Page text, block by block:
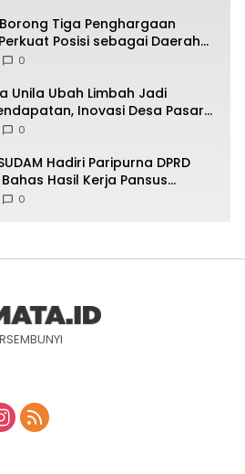
Tiga Penghargaan
Posisi sebagai Daerah
Ekonomi Syariah
0
Unila Ubah Limbah Jadi
Inovasi Desa Pasar
Nasional
0
Hadiri Paripurna DPRD
Hasil Kerja Pansus
2025
0